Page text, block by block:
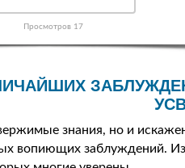
Просмотров 17
знания, но и
вопиющих заблуждений.